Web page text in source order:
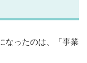
なったのは、「事業